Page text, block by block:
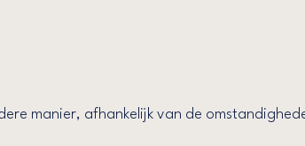
manier, afhankelijk van de